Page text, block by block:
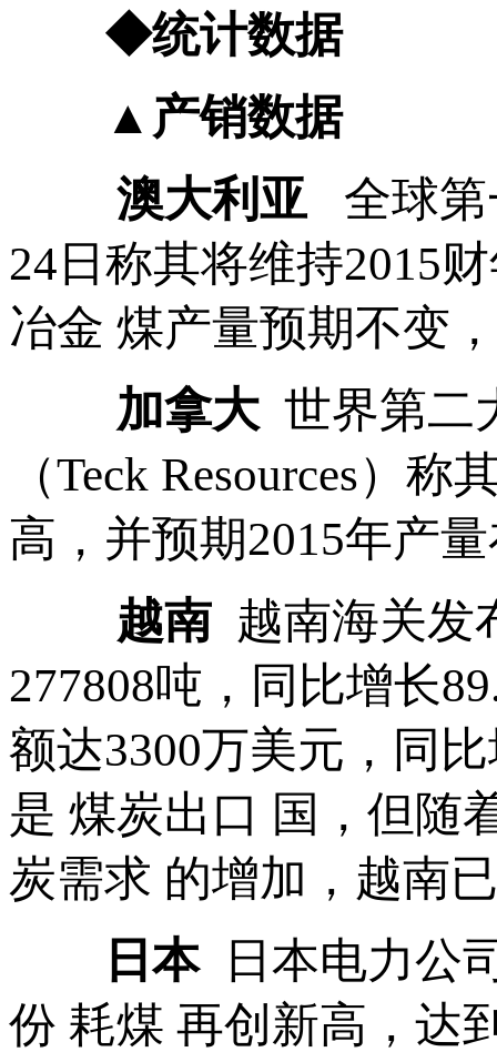
◆统计数据
▲产销数据
澳大利亚
全球
24日称其将维持2015
冶金 煤产量预期不变
加拿大 世界第二
（Teck Resources）
高，并预期2015年产
越南 越南海关发
277808吨，同比增长
额达3300万美元，同
是 煤炭出口 国，但随
炭需求 的增加，越南
日本
日本电力公
份 耗煤 再创新高，达